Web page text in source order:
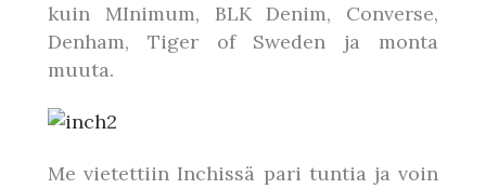
kuin MInimum, BLK Denim, Converse,
Denham, Tiger of Sweden ja monta
muuta.
Me vietettiin Inchissä pari tuntia ja voin